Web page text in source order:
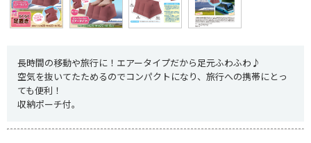
長時間の移動や旅行に！エアータイプだから足元ふわふわ♪
空気を抜いてたためるのでコンパクトになり、旅行への携帯にとっ
ても便利！
収納ポーチ付。